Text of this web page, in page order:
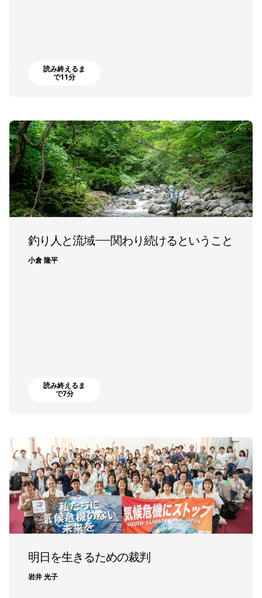
読み終えるま
で11分
釣り人と流域―関わり続けるということ
小倉 隆平
読み終えるま
で7分
明日を生きるための裁判
岩井 光子